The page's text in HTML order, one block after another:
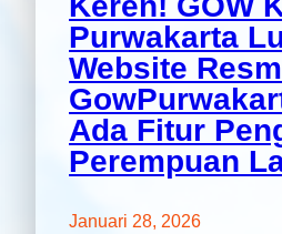
Purwakarta
Website
Ada Fitur
Perempuan
Januari 28, 2026